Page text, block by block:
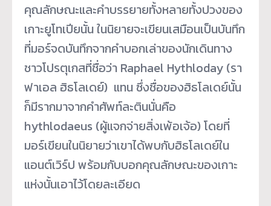
คุณลักษณะและคำบรรยายทั้งหลายทั้งปวงของ
เกาะยูโทเปียนั้น ในนิยายจะเขียนเสมือนเป็นบันทึก
ที่มอร์จดบันทึกจากคำบอกเล่าของนักเดินทาง
ชาวโปรตุเกสที่ชื่อว่า Raphael Hythloday (รา
ฟาเอล ฮิธโลเดย์) แทน ซึ่งชื่อของฮิธโลเดย์นั้น
ก็มีรากมาจากคำศัพท์ละตินนั่นคือ
hythlodaeus (ผู้แจกจ่ายสิ่งเพ้อเจ้อ) โดยที่
มอร์เขียนในนิยายว่าเขาได้พบกับฮิธโลเดย์ใน
แอนต์เวิร์ป พร้อมกับบอกคุณลักษณะของเกาะ
แห่งนั้นเอาไว้โดยละเอียด